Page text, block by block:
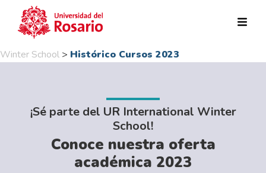
Pasar al contenido principal
Winter School > Histórico Cursos 2023
¡Sé parte del UR International Winter
School!
Conoce nuestra oferta
académica 2023